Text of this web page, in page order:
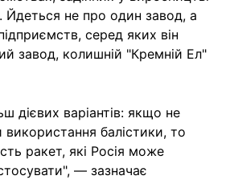
Йдеться не про один завод, а
серед яких він
завод, колишній "Кремній Ел"
дієвих варіантів: якщо не
використання балістики, то
ракет, які Росія може
— зазначає